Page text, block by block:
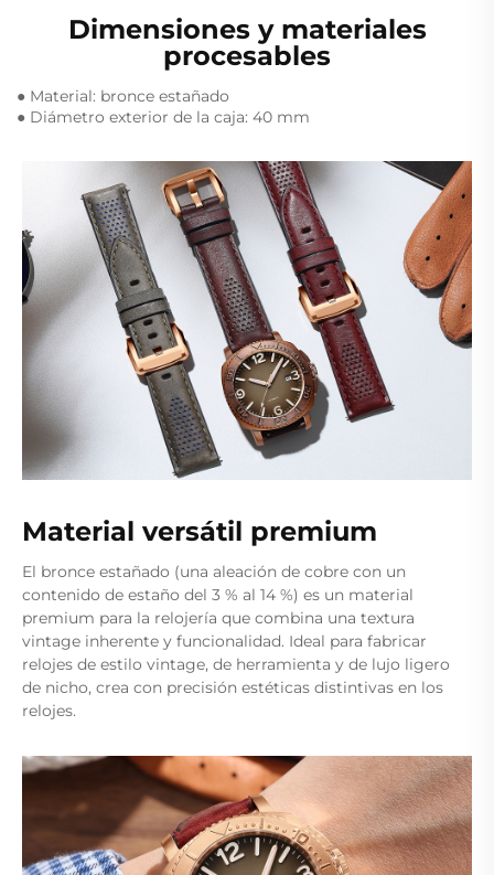
Dimensiones y materiales
procesables
● Material: bronce estañado
● Diámetro exterior de la caja: 40 mm
Material versátil premium
El bronce estañado (una aleación de cobre con un
contenido de estaño del 3 % al 14 %) es un material
premium para la relojería que combina una textura
vintage inherente y funcionalidad. Ideal para fabricar
relojes de estilo vintage, de herramienta y de lujo ligero
de nicho, crea con precisión estéticas distintivas en los
relojes.